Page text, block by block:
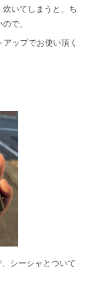
いてしまうと、ち
で、
ップでお使い頂く
シーシャとついて